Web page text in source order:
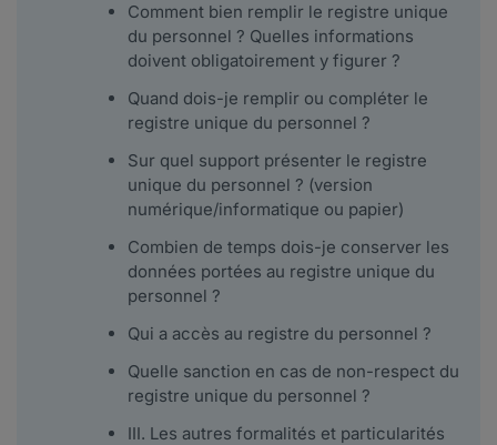
Comment bien remplir le registre unique
du personnel ? Quelles informations
doivent obligatoirement y figurer ?
Quand dois-je remplir ou compléter le
registre unique du personnel ?
Sur quel support présenter le registre
unique du personnel ? (version
numérique/informatique ou papier)
Combien de temps dois-je conserver les
données portées au registre unique du
personnel ?
Qui a accès au registre du personnel ?
Quelle sanction en cas de non-respect du
registre unique du personnel ?
III. Les autres formalités et particularités